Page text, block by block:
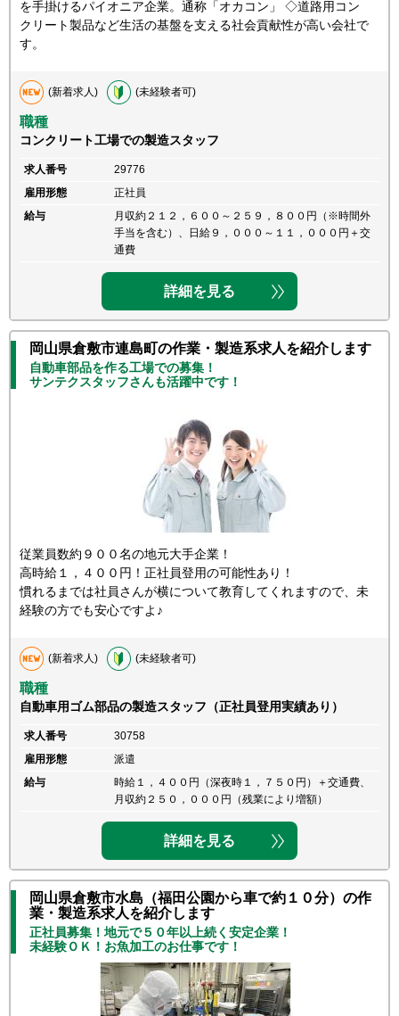
を手掛けるパイオニア企業。通称「オカコン」 ◇道路用コン
クリート製品など生活の基盤を支える社会貢献性が高い会社で
す。
(新着求人) (未経験者可)
職種
コンクリート工場での製造スタッフ
求人番号
29776
雇用形態
正社員
給与
月収約２１２，６００～２５９，８００円（※時間外
手当を含む）、日給９，０００～１１，０００円＋交
通費
詳細を見る
岡山県倉敷市連島町の作業・製造系求人を紹介します
自動車部品を作る工場での募集！
サンテクスタッフさんも活躍中です！
従業員数約９００名の地元大手企業！
高時給１，４００円！正社員登用の可能性あり！
慣れるまでは社員さんが横について教育してくれますので、未
経験の方でも安心ですよ♪
(新着求人) (未経験者可)
職種
自動車用ゴム部品の製造スタッフ（正社員登用実績あり）
求人番号
30758
雇用形態
派遣
給与
時給１，４００円（深夜時１，７５０円）＋交通費、
月収約２５０，０００円（残業により増額）
詳細を見る
岡山県倉敷市水島（福田公園から車で約１０分）の作
業・製造系求人を紹介します
正社員募集！地元で５０年以上続く安定企業！
未経験ＯＫ！お魚加工のお仕事です！